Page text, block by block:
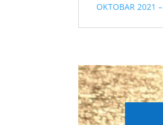
OKTOBAR 2021